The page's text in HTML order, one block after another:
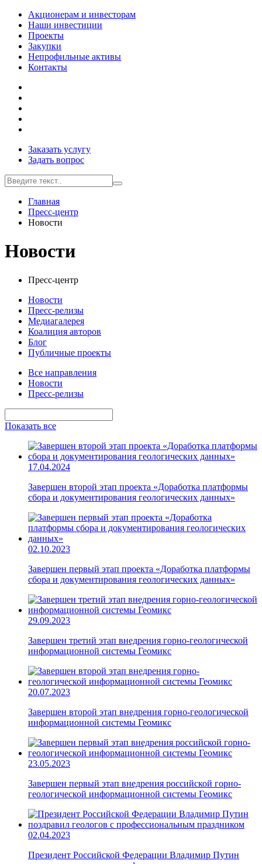
Акционерам и инвесторам
Наши инвестиции
Проекты
Закупки
Непрофильные активы
Контакты
Заказать услугу
Задать вопрос
Главная
Пресс-центр
Новости
Новости
Пресс-центр
Новости
Пресс-релизы
Медиагалерея
Коалиция авторов
Блог
Публичные проекты
Все направления
Новости
Пресс-релизы
Показать все
17.04.2024
Завершен второй этап проекта «Доработка платформы
сбора и документирования геологических данных»
02.10.2023
Завершен первый этап проекта «Доработка платформы
сбора и документирования геологических данных»
29.09.2023
Завершен третий этап внедрения горно-геологической
информационной системы Геомикс
20.07.2023
Завершен второй этап внедрения горно-геологической
информационной системы Геомикс
23.05.2023
Завершен первый этап внедрения российской горно-
геологической информационной системы Геомикс
02.04.2023
Президент Российской Федерации Владимир Путин